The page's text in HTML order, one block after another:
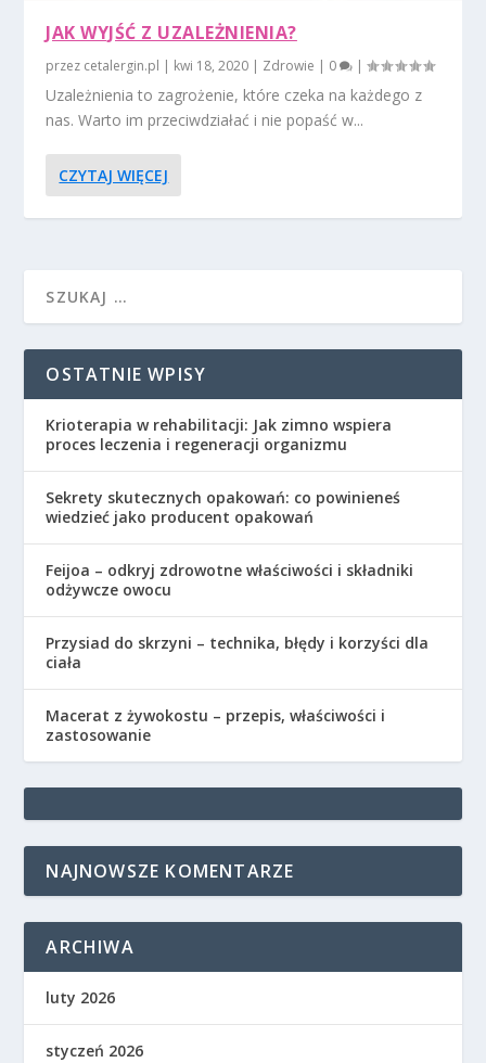
JAK WYJŚĆ Z UZALEŻNIENIA?
przez cetalergin.pl | kwi 18, 2020 | Zdrowie | 0 |
Uzależnienia to zagrożenie, które czeka na każdego z
nas. Warto im przeciwdziałać i nie popaść w...
CZYTAJ WIĘCEJ
OSTATNIE WPISY
Krioterapia w rehabilitacji: Jak zimno wspiera
proces leczenia i regeneracji organizmu
Sekrety skutecznych opakowań: co powinieneś
wiedzieć jako producent opakowań
Feijoa – odkryj zdrowotne właściwości i składniki
odżywcze owocu
Przysiad do skrzyni – technika, błędy i korzyści dla
ciała
Macerat z żywokostu – przepis, właściwości i
zastosowanie
NAJNOWSZE KOMENTARZE
ARCHIWA
luty 2026
styczeń 2026